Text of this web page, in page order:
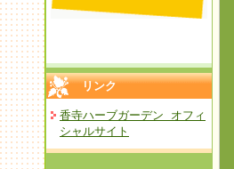
リンク
香寺ハーブガーデン オフィ
シャルサイト